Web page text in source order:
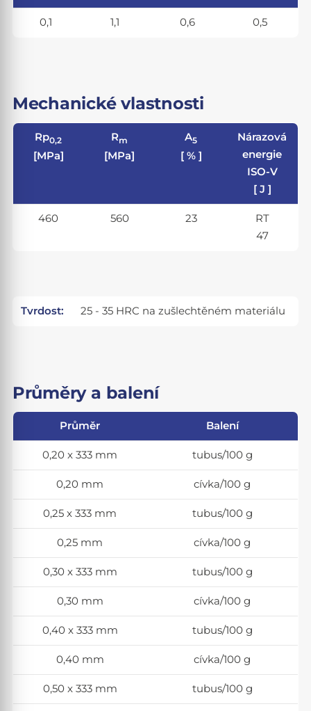
0,1 1,1 0,6 0,5
Mechanické vlastnosti
Rp0,2
[MPa]
Rm
[MPa]
A5
[ % ]
Nárazová
energie
ISO-V
[ J ]
460 560 23
RT
47
Tvrdost: 25 - 35 HRC na zušlechtěném materiálu
Průměry a balení
Průměr Balení
0,20 x 333 mm tubus/100 g
0,20 mm cívka/100 g
0,25 x 333 mm tubus/100 g
0,25 mm cívka/100 g
0,30 x 333 mm tubus/100 g
0,30 mm cívka/100 g
0,40 x 333 mm tubus/100 g
0,40 mm cívka/100 g
0,50 x 333 mm tubus/100 g